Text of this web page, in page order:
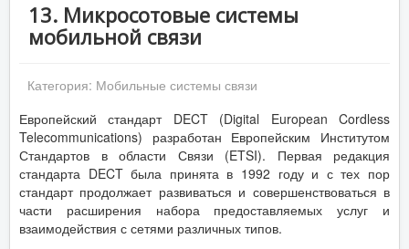
13. Микросотовые системы
мобильной связи
Категория: Мобильные системы связи
Европейский стандарт DECT (Digital European Cordless
Telecommunications) разработан Европейским Институтом
Стандартов в области Связи (ETSI). Первая редакция
стандарта DECT была принята в 1992 году и с тех пор
стандарт продолжает развиваться и совершенствоваться в
части расширения набора предоставляемых услуг и
взаимодействия с сетями различных типов.